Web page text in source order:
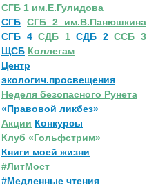
СГБ 1 им.Е.Гулидова
СГБ СГБ 2 им.В.Панюшкина
СГБ 4 СДБ 1 СДБ 2 ССБ 3
ЩСБ Коллегам
Центр
экологич.просвещения
Неделя безопасного Рунета
«Правовой ликбез»
Акции Конкурсы
Клуб «Гольфстрим»
Книги моей жизни
#ЛитМост
#Медленные чтения